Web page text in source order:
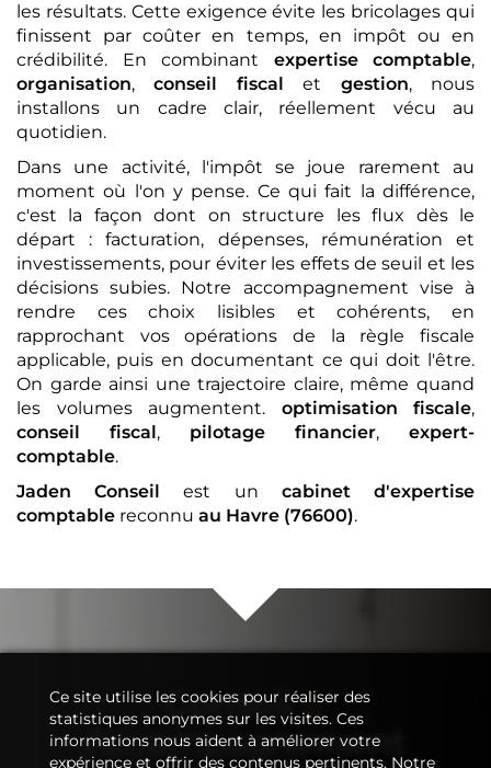
les résultats. Cette exigence évite les bricolages qui
finissent par coûter en temps, en impôt ou en
crédibilité. En combinant expertise comptable,
organisation,conseil fiscal et gestion, nous
installons un cadre clair, réellement vécu au
quotidien.
Dans une activité, l'impôt se joue rarement au
moment où l'on y pense. Ce qui fait la différence,
c'est la façon dont on structure les flux dès le
départ : facturation, dépenses, rémunération et
investissements, pour éviter les effets de seuil et les
décisions subies. Notre accompagnement vise à
rendre ces choix lisibles et cohérents, en
rapprochant vos opérations de la règle fiscale
applicable, puis en documentant ce qui doit l'être.
On garde ainsi une trajectoire claire, même quand
les volumes augmentent. optimisation fiscale,
conseil fiscal, pilotage financier, expert-
comptable.
Jaden Conseil
est un cabinet d'expertise
comptable reconnu au Havre (76600).
Conseil&
Accompagnement
Ce site utilise les cookies pour réaliser des
statistiques anonymes sur les visites. Ces
informations nous aident à améliorer votre
expérience et offrir des contenus pertinents. Notre